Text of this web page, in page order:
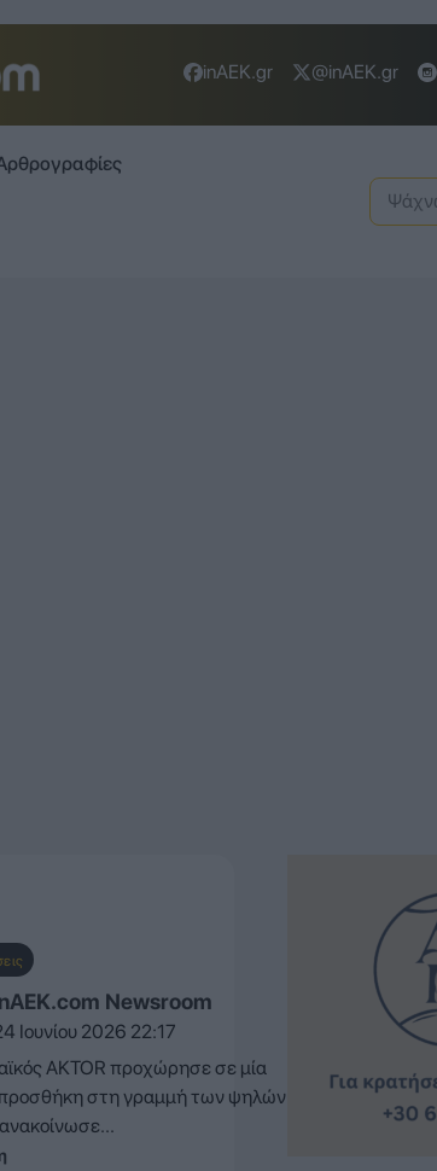
inAEK.gr @inAEK.gr
Newsroom
Ιουνίου 2026 22:17
AKTOR προχώρησε σε μία
στη γραμμή των ψηλών